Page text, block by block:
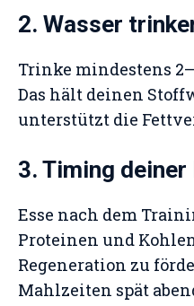
2. Wasser
Trinke mindestens
Das hält deinen
unterstützt die
3. Timing
Esse nach dem
Proteinen und
Regeneration zu
Mahlzeiten spät